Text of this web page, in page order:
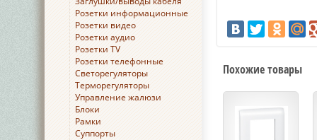
Розетки информационные
Розетки видео
Розетки аудио
Розетки TV
Розетки телефонные
Светорегуляторы
Терморегуляторы
Управление жалюзи
Блоки
Рамки
Суппорты
Похожие товары